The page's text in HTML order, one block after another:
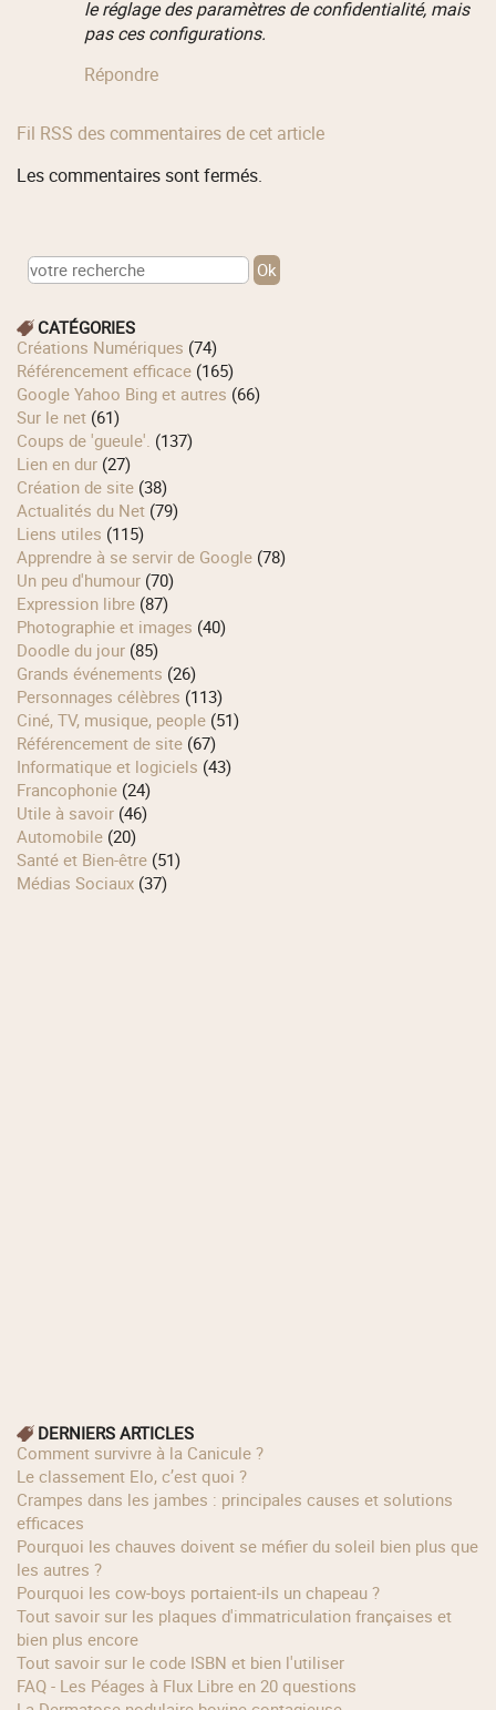
le réglage des paramètres de confidentialité, mais
pas ces configurations.
Répondre
Fil RSS des commentaires de cet article
Les commentaires sont fermés.
CATÉGORIES
Créations Numériques (74)
Référencement efficace (165)
Google Yahoo Bing et autres (66)
Sur le net (61)
Coups de 'gueule'. (137)
Lien en dur (27)
Création de site (38)
Actualités du Net (79)
Liens utiles (115)
Apprendre à se servir de Google (78)
Un peu d'humour (70)
Expression libre (87)
Photographie et images (40)
Doodle du jour (85)
Grands événements (26)
Personnages célèbres (113)
Ciné, TV, musique, people (51)
Référencement de site (67)
Informatique et logiciels (43)
Francophonie (24)
Utile à savoir (46)
Automobile (20)
Santé et Bien-être (51)
Médias Sociaux (37)
DERNIERS ARTICLES
Comment survivre à la Canicule ?
Le classement Elo, c’est quoi ?
Crampes dans les jambes : principales causes et solutions
efficaces
Pourquoi les chauves doivent se méfier du soleil bien plus que
les autres ?
Pourquoi les cow‑boys portaient‑ils un chapeau ?
Tout savoir sur les plaques d'immatriculation françaises et
bien plus encore
Tout savoir sur le code ISBN et bien l'utiliser
FAQ - Les Péages à Flux Libre en 20 questions